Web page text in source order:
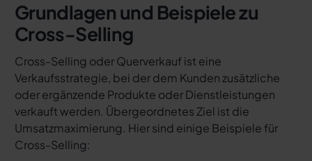
Grundlagen und Beispiele zu
Cross-Selling
Cross-Selling oder Querverkauf ist eine
Verkaufsstrategie, bei der dem Kunden zusätzliche
oder ergänzende Produkte oder Dienstleistungen
verkauft werden. Übergeordnetes Ziel ist die
Umsatzmaximierung. Hier sind einige Beispiele für
Cross-Selling: